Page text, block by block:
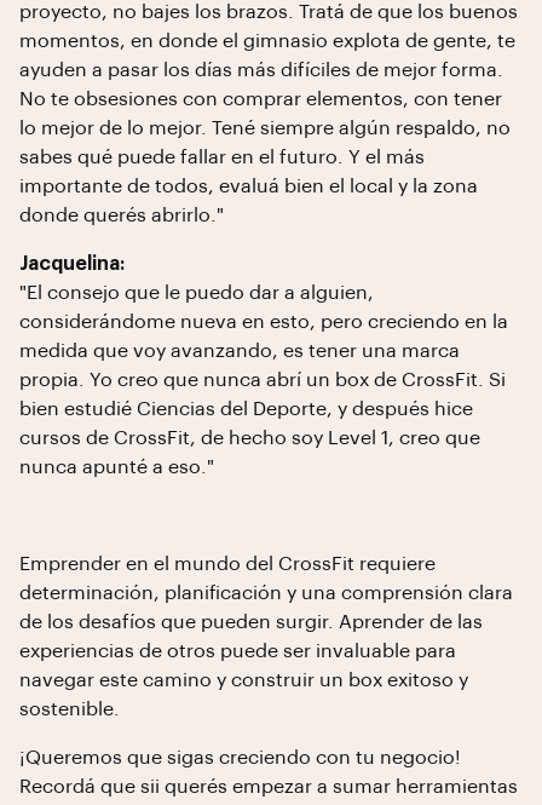
proyecto, no bajes los brazos. Tratá de que los buenos
momentos, en donde el gimnasio explota de gente, te
ayuden a pasar los días más difíciles de mejor forma.
No te obsesiones con comprar elementos, con tener
lo mejor de lo mejor. Tené siempre algún respaldo, no
sabes qué puede fallar en el futuro. Y el más
importante de todos, evaluá bien el local y la zona
donde querés abrirlo."
Jacquelina:
"El consejo que le puedo dar a alguien,
considerándome nueva en esto, pero creciendo en la
medida que voy avanzando, es tener una marca
propia. Yo creo que nunca abrí un box de CrossFit. Si
bien estudié Ciencias del Deporte, y después hice
cursos de CrossFit, de hecho soy Level 1, creo que
nunca apunté a eso."
Emprender en el mundo del CrossFit requiere
determinación, planificación y una comprensión clara
de los desafíos que pueden surgir. Aprender de las
experiencias de otros puede ser invaluable para
navegar este camino y construir un box exitoso y
sostenible.
¡Queremos que sigas creciendo con tu negocio!
Recordá que sii querés empezar a sumar herramientas